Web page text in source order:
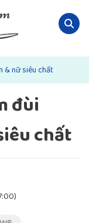
& nữ siêu chất
đùi
chất